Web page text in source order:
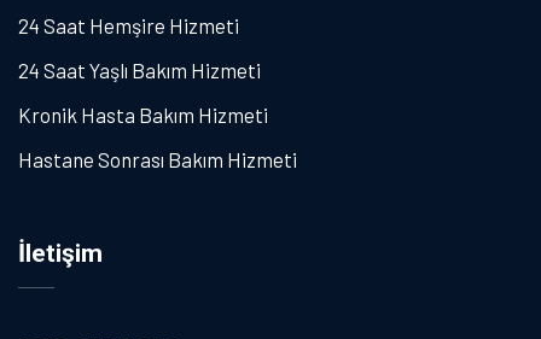
24 Saat Hemşire Hizmeti
24 Saat Yaşlı Bakım Hizmeti
Kronik Hasta Bakım Hizmeti
Hastane Sonrası Bakım Hizmeti
İletişim